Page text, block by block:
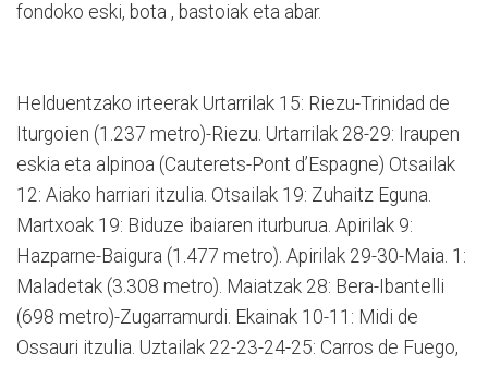
fondoko eski, bota , bastoiak eta abar.
Helduentzako irteerak Urtarrilak 15: Riezu-Trinidad de
Iturgoien (1.237 metro)-Riezu. Urtarrilak 28-29: Iraupen
eskia eta alpinoa (Cauterets-Pont d’Espagne) Otsailak
12: Aiako harriari itzulia. Otsailak 19: Zuhaitz Eguna.
Martxoak 19: Biduze ibaiaren iturburua. Apirilak 9:
Hazparne-Baigura (1.477 metro). Apirilak 29-30-Maia. 1:
Maladetak (3.308 metro). Maiatzak 28: Bera-Ibantelli
(698 metro)-Zugarramurdi. Ekainak 10-11: Midi de
Ossauri itzulia. Uztailak 22-23-24-25: Carros de Fuego,